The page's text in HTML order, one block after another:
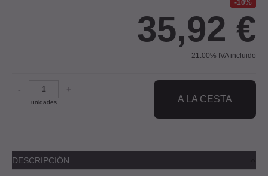
10%
35,92 €
21.00% IVA incluido
-
unidades
+
A LA CESTA
DESCRIPCIÓN